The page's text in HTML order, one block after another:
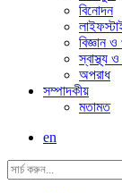
বিনোদন
বিজ্ঞান
স্বাস্থ্য ও
অপরাধ
সম্পাদকীয়
মতামত
en